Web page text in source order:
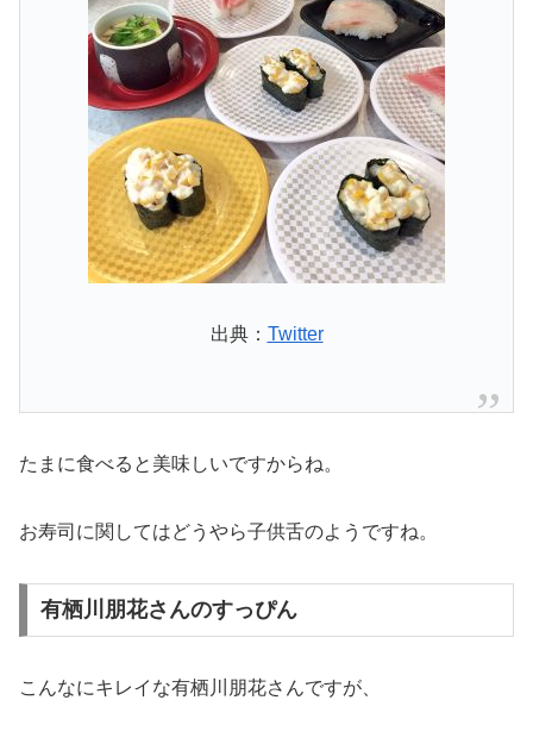
出典： Twitter
たまに食べると美味しいですからね。
お寿司に関してはどうやら子供舌のようですね。
有栖川朋花さんのすっぴん
こんなにキレイな有栖川朋花さんですが、